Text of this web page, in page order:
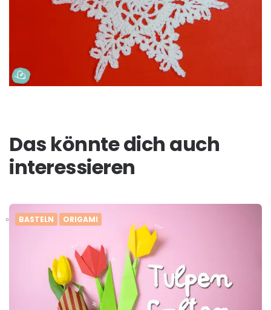
Das könnte dich auch
interessieren
BASTELN ORIGAMI